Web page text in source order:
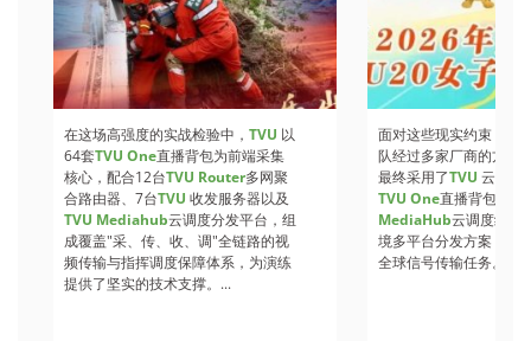
在这场高强度的实战检验中， TVU 以
64套TVU One直播背包为前端采集
核心，配合12台TVU Router多网聚
合路由器、7台TVU 收发服务器以及
TVU Mediahub云调度分发平台，组
成覆盖"采、传、收、调"全链路的视
频传输与指挥调度保障体系，为演练
提供了坚实的技术支撑。...
面对这些现实约束，晋
队经过多家厂商的方案
最终采用了TVU 云制
TVU One直播背包与
MediaHub云调度组成
境多平台分发方案，承
全球信号传输任务。...